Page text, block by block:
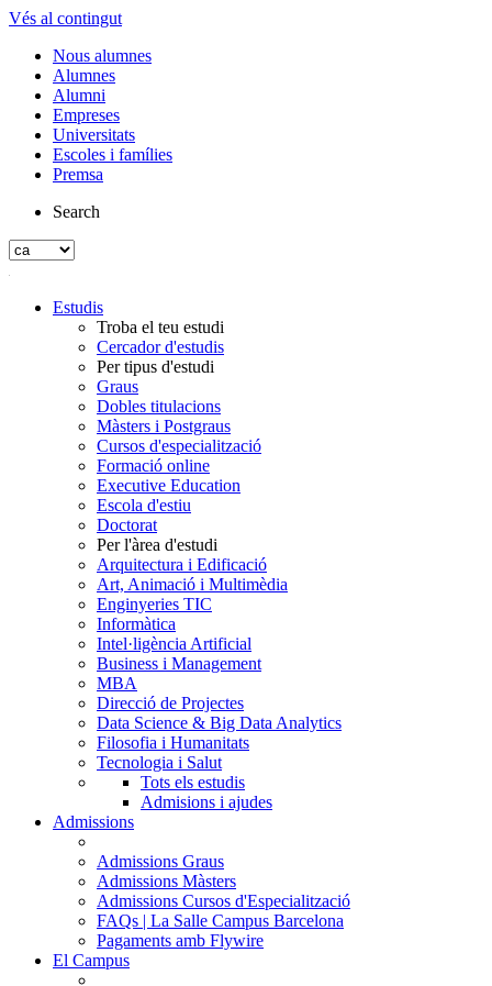
Vés al contingut
Nous alumnes
Alumnes
Alumni
Empreses
Universitats
Escoles i famílies
Premsa
Search
Estudis
Troba el teu estudi
Cercador d'estudis
Per tipus d'estudi
Graus
Dobles titulacions
Màsters i Postgraus
Cursos d'especialització
Formació online
Executive Education
Escola d'estiu
Doctorat
Per l'àrea d'estudi
Arquitectura i Edificació
Art, Animació i Multimèdia
Enginyeries TIC
Informàtica
Intel·ligència Artificial
Business i Management
MBA
Direcció de Projectes
Data Science & Big Data Analytics
Filosofia i Humanitats
Tecnologia i Salut
Tots els estudis
Admisions i ajudes
Admissions
Admissions Graus
Admissions Màsters
Admissions Cursos d'Especialització
FAQs | La Salle Campus Barcelona
Pagaments amb Flywire
El Campus